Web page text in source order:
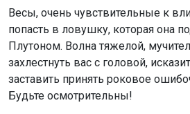
Весы, очень чувствительные к
попасть в ловушку, которая она
Плутоном. Волна тяжелой,
захлестнуть вас с головой,
заставить принять роковое
Будьте осмотрительны!